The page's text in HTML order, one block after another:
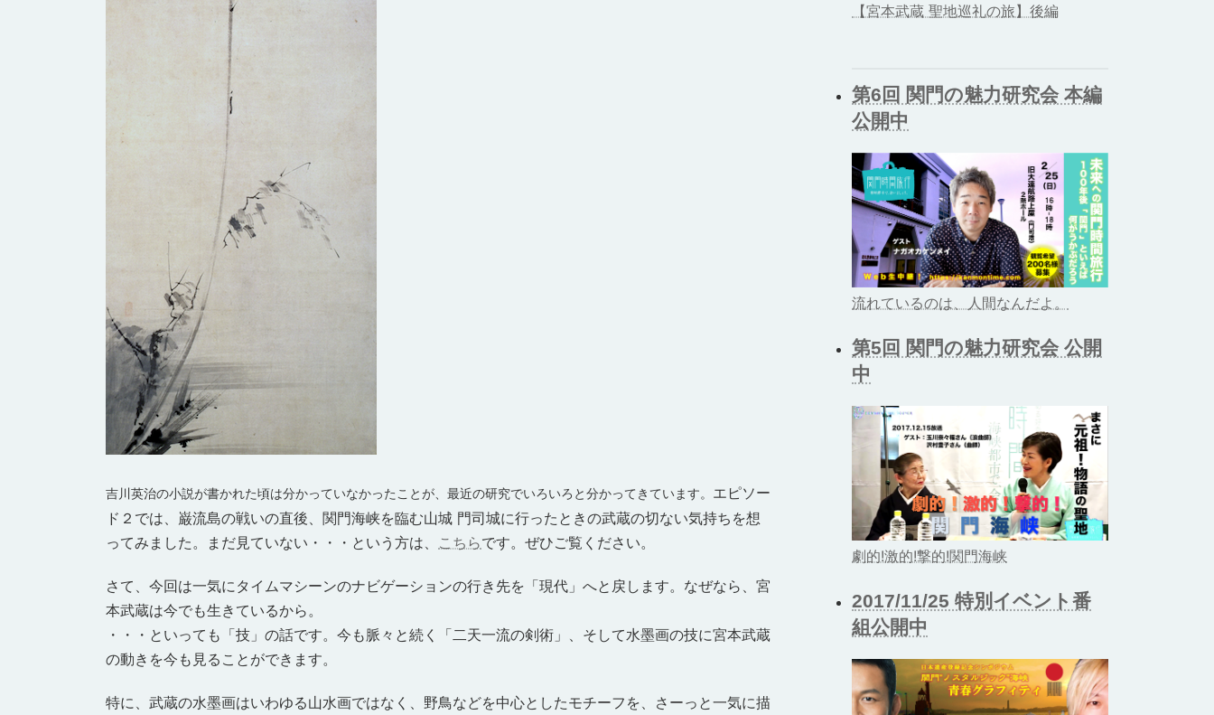
吉川英治の小説が書かれた頃は分かっていなかったことが、最近の研究でいろいろと分かってきています。 エピソー
ド２では、巌流島の戦いの直後、関門海峡を臨む山城 門司城に行ったときの武蔵の切ない気持ちを想
ってみました。まだ見ていない・・・という方は、 こちらです。ぜひご覧ください。
さて、今回は一気にタイムマシーンのナビゲーションの行き先を「現代」へと戻します。なぜなら、宮
本武蔵は今でも生きているから。
・・・といっても「技」の話です。今も脈々と続く「二天一流の剣術」、そして水墨画の技に宮本武蔵
の動きを今も見ることができます。
特に、武蔵の水墨画はいわゆる山水画ではなく、野鳥などを中心としたモチーフを、さーっと一気に描
【宮本武蔵 聖地巡礼の旅】後編
第6回 関門の魅力研究会 本編
公開中
流れているのは、人間なんだよ。
第5回 関門の魅力研究会 公開
中
劇的!激的!撃的!関門海峡
2017/11/25 特別イベント番
組公開中